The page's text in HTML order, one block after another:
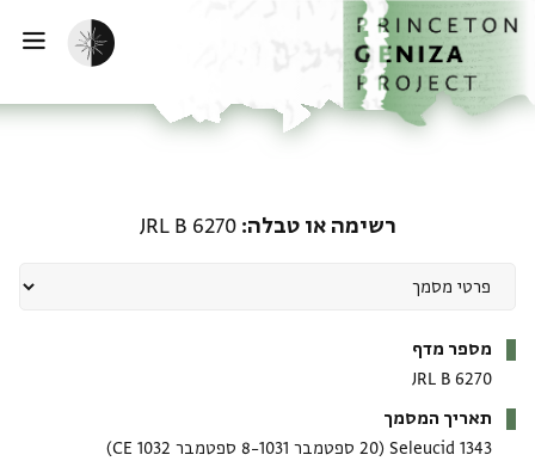
לתוכןהבית
הפעלת מצב כהה
רשימה או טבלה JRL B 6270
מספר מדף
JRL B 6270
תאריך המסמך
1343 Seleucid
(20 ספטמבר 1031–8 ספטמבר 1032 CE)